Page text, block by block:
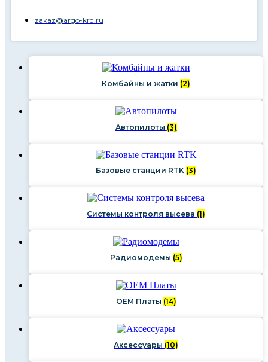
zakaz@argo-krd.ru
Комбайны и жатки (2)
Автопилоты (3)
Базовые станции RTK (3)
Системы контроля высева (1)
Радиомодемы (5)
OEM Платы (14)
Аксессуары (10)